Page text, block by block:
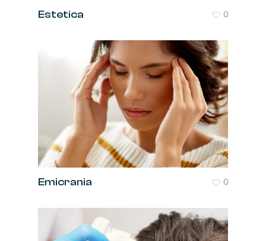
Estetica 0
Emicrania 0